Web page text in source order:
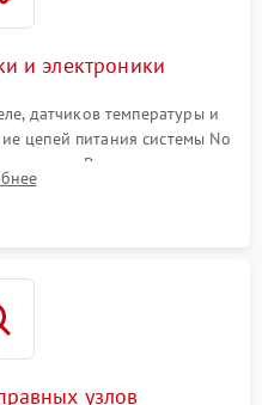
и электроники
датчиков температуры и
цепей питания системы No
Ремонт или замена
сбоях алгоритмов.
узлов